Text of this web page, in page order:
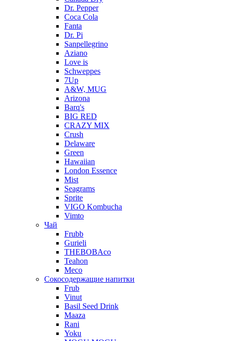
Dr. Pepper
Coca Cola
Fanta
Dr. Pi
Sanpellegrino
Aziano
Love is
Schweppes
7Up
A&W, MUG
Arizona
Barq's
BIG RED
CRAZY MIX
Crush
Delaware
Green
Hawaiian
London Essence
Mist
Seagrams
Sprite
VIGO Kombucha
Vimto
Чай
Frubb
Gurieli
THEBOBAco
Teahon
Meco
Сокосодержащие напитки
Frub
Vinut
Basil Seed Drink
Maaza
Rani
Yoku